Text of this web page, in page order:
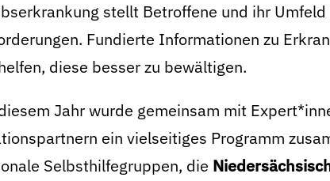
stellt Betroffene und ihr
Fundierte Informationen zu
diese besser zu bewältigen.
Jahr wurde gemeinsam mit
ein vielseitiges Programm
Selbsthilfegruppen, die